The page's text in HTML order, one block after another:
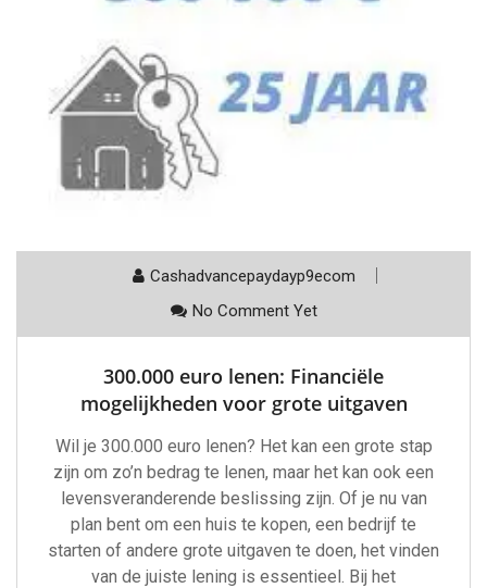
Cashadvancepaydayp9ecom
No Comment Yet
300.000 euro lenen: Financiële
mogelijkheden voor grote uitgaven
Wil je 300.000 euro lenen? Het kan een grote stap
zijn om zo’n bedrag te lenen, maar het kan ook een
levensveranderende beslissing zijn. Of je nu van
plan bent om een huis te kopen, een bedrijf te
starten of andere grote uitgaven te doen, het vinden
van de juiste lening is essentieel. Bij het